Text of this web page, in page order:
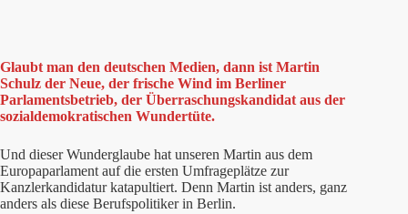
Glaubt man den deutschen Medien, dann ist Martin
Schulz der Neue, der frische Wind im Berliner
Parlamentsbetrieb, der Überraschungskandidat aus der
sozialdemokratischen Wundertüte.
Und dieser Wunderglaube hat unseren Martin aus dem
Europaparlament auf die ersten Umfrageplätze zur
Kanzlerkandidatur katapultiert. Denn Martin ist anders, ganz
anders als diese Berufspolitiker in Berlin.